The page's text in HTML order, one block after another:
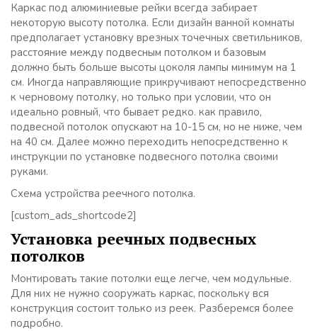
Каркас под алюминиевые рейки всегда забирает
некоторую высоту потолка. Если дизайн ванной комнаты
предполагает установку врезных точечных светильников,
расстояние между подвесным потолком и базовым
должно быть больше высоты цоколя лампы минимум на 1
см. Иногда направляющие прикручивают непосредственно
к черновому потолку, но только при условии, что он
идеально ровный, что бывает редко. как правило,
подвесной потолок опускают на 10-15 см, но не ниже, чем
на 40 см. Далее можно переходить непосредственно к
инструкции по установке подвесного потолка своими
руками.
Схема устройства реечного потолка.
[custom_ads_shortcode2]
Установка реечных подвесных
потолков
Монтировать такие потолки еще легче, чем модульные.
Для них не нужно сооружать каркас, поскольку вся
конструкция состоит только из реек. Разберемся более
подробно.